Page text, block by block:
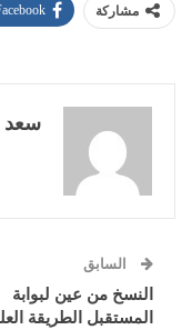
مشاركة
سعد
السابق
النسخ من عين لبوابة
المستقبل الطريقة